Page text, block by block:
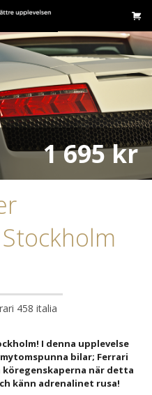
1 695 kr
458 italia
I denna upplevelse
bilar; Ferrari
köregenskaperna när detta
känn adrenalinet rusa!